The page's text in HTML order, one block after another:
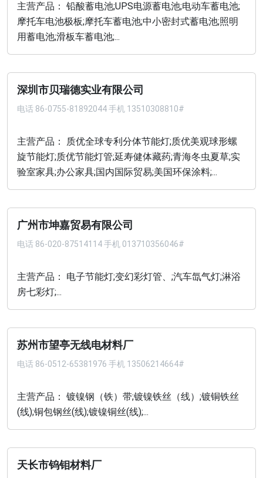
主营产品： 铅酸蓄电池;UPS电源蓄电池;电动车蓄电池;
摩托车电池极板;摩托车蓄电池;中小密封式蓄电池;照明
用蓄电池;滑板车蓄电池;...
深圳市贝瑞德实业有限公司
电话 86-0755-81892044 手机 13510308810#
主营产品： 质优全球专利分体节能灯;质优美观球形螺
旋节能灯;质优节能灯管;延寿健体藏药;青海冬虫夏草;实
验室家具;办公家具;国内国际贸易;美国环保涂料;...
广州市坤嘉贸易有限公司
电话 86-020-87514114 手机 013710356046#
主营产品： 电子节能灯;变幻彩灯管、;汽车氙气灯;淋浴
房七彩灯;...
苏州市望亭无线电材料厂
电话 86-0512-65381976 手机 13506214664#
主营产品： 镀镍钢（铁）带;镀镍铁丝（线）;镀铜铁丝
(线);铜包钢丝(线);镀镍铜丝(线);...
天长市钨钼材料厂